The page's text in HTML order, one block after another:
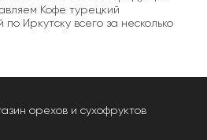
Кофе турецкий
Иркутску всего за несколько